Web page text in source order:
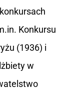
Konkursu
(1936) i
w